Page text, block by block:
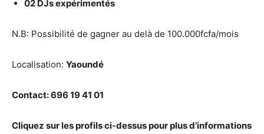
02 DJs expérimentés
N.B: Possibilité de gagner au delà de 100.000fcfa/mois
Localisation: Yaoundé
Contact: 696 19 41 01
Cliquez sur les profils ci-dessus pour plus d’informations